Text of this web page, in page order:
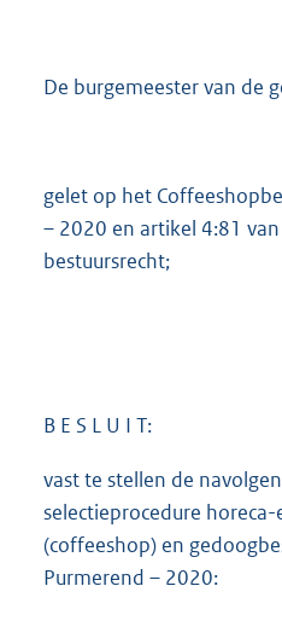
De burgemeester van de
gelet op het
– 2020 en artikel 4:81
bestuursrecht;
B E S L U I T:
vast te stellen de
selectieprocedure
(coffeeshop) en
Purmerend – 2020: